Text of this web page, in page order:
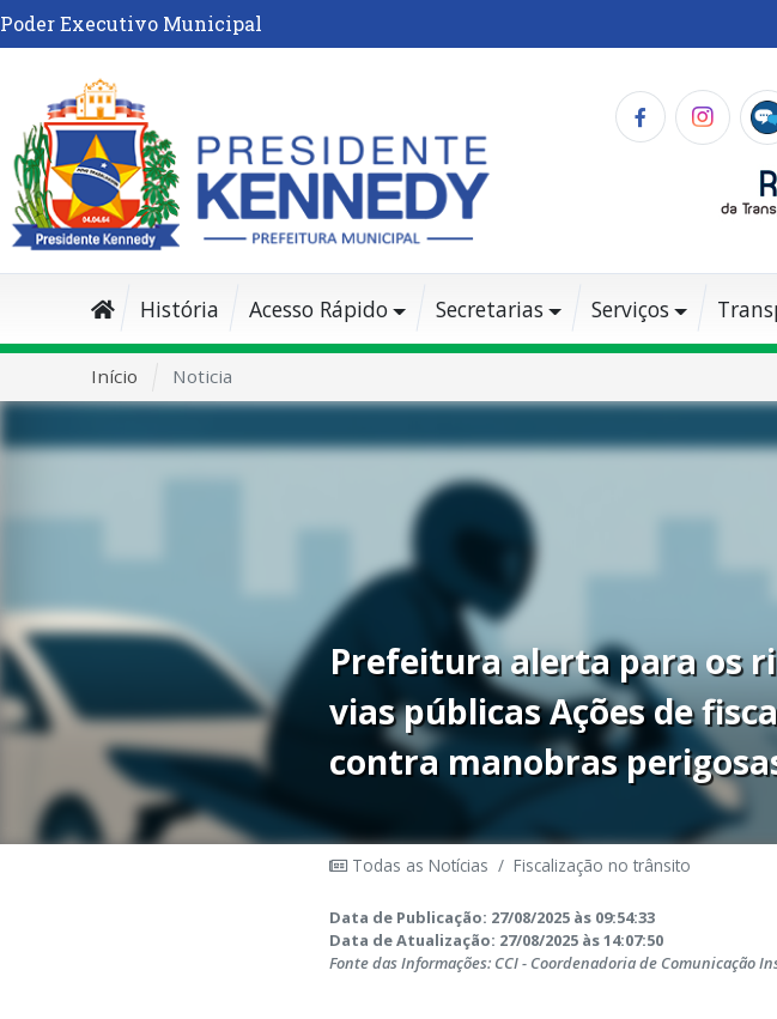
Poder Executivo Municipal
História Acesso Rápido Secretarias Serviços
Início Noticia
Prefeitura alerta para os
vias públicas Ações de
contra manobras
Todas as Notícias / Fiscalização no trânsito
Data de Publicação: 27/08/2025 às 09:54:33
Data de Atualização: 27/08/2025 às 14:07:50
Fonte das Informações: CCI - Coordenadoria de Comunicação